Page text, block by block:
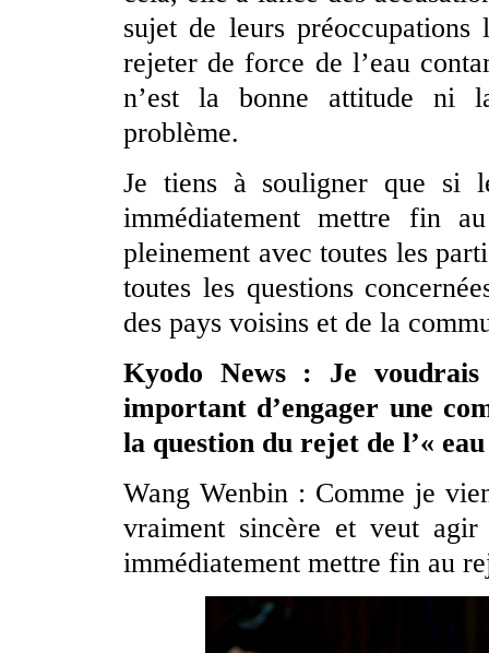
sujet de leurs
rejeter de force de l’eau
n’est la bonne attitude ni
problème.
Je tiens à souligner que si
immédiatement mettre fin
pleinement avec toutes les
toutes les questions
des pays voisins et de la
Kyodo News : Je
important d’engager une
la question du rejet de l’«
Wang Wenbin : Comme je
vraiment sincère et veut
immédiatement mettre fin au